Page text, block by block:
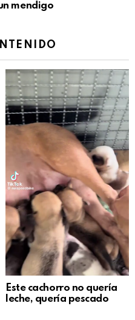
mendigo
Este cachorro no quería
leche, quería pescado